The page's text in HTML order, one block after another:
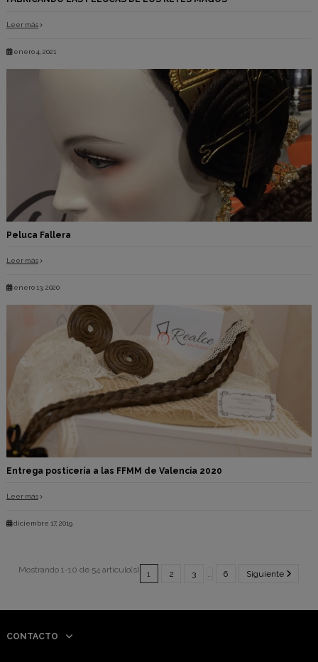
Leer más
enero 4, 2021
Peluca Fallera
Leer más
enero 13, 2020
Entrega posticería a las FFMM de Valencia 2020
Leer más
diciembre 17, 2019
Mostrando 1-10 de 54 artículo(s) 1 2 3 6 Siguiente
CONTACTO